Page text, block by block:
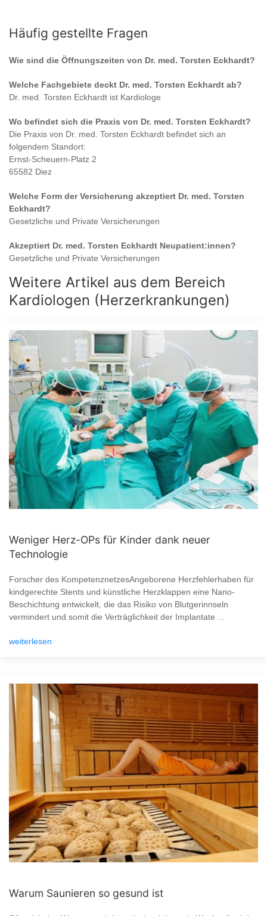
Häufig gestellte Fragen
Wie sind die Öffnungszeiten von Dr. med. Torsten Eckhardt?
Welche Fachgebiete deckt Dr. med. Torsten Eckhardt ab?
Dr. med. Torsten Eckhardt ist Kardiologe
Wo befindet sich die Praxis von Dr. med. Torsten Eckhardt?
Die Praxis von Dr. med. Torsten Eckhardt befindet sich an
folgendem Standort:
Ernst-Scheuern-Platz 2
65582 Diez
Welche Form der Versicherung akzeptiert Dr. med. Torsten
Eckhardt?
Gesetzliche und Private Versicherungen
Akzeptiert Dr. med. Torsten Eckhardt Neupatient:innen?
Gesetzliche und Private Versicherungen
Weitere Artikel aus dem Bereich
Kardiologen (Herzerkrankungen)
Weniger Herz-OPs für Kinder dank neuer
Technologie
Forscher des KompetenznetzesAngeborene Herzfehlerhaben für
kindgerechte Stents und künstliche Herzklappen eine Nano-
Beschichtung entwickelt, die das Risiko von Blutgerinnseln
vermindert und somit die Verträglichkeit der Implantate ...
weiterlesen
Warum Saunieren so gesund ist